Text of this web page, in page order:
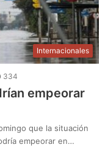
Internacionales
334
empeorar
que la situación
empeorar en…